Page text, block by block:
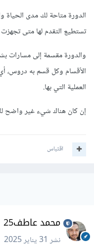
الدورة متاحة لك مدى الحياة
تستطيع التقدم لها متى تجهزت
والدورة مقسمة إلى مسارات
الأقسام وكل قسم به دروس، أي
العملية التي بها.
إن كان هناك شيء غير واضح
اقتباس
محمد عاطف25
نشر31 يناير 2025